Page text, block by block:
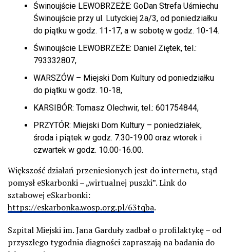
Świnoujście LEWOBRZEŻE: GoDan Strefa Uśmiechu
Świnoujście przy ul. Lutyckiej 2a/3, od poniedziałku
do piątku w godz. 11-17, a w sobotę w godz. 10-14.
Świnoujście LEWOBRZEŻE: Daniel Ziętek, tel.:
793332807,
WARSZÓW – Miejski Dom Kultury od poniedziałku
do piątku w godz. 10-18,
KARSIBÓR: Tomasz Olechwir, tel.: 601754844,
PRZYTÓR: Miejski Dom Kultury – poniedziałek,
środa i piątek w godz. 7.30-19.00 oraz wtorek i
czwartek w godz. 10.00-16.00.
Większość działań przeniesionych jest do internetu, stąd
pomysł eSkarbonki – „wirtualnej puszki”. Link do
sztabowej eSkarbonki:
https://eskarbonka.wosp.org.pl/63tqba.
Szpital Miejski im. Jana Garduły zadbał o profilaktykę – od
przyszłego tygodnia diagności zapraszają na badania do